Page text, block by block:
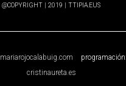
@COPYRIGHT | 2019 | TTIPIA.EUS
mariarojocalabuig.com
programación:
cristinaureta.es